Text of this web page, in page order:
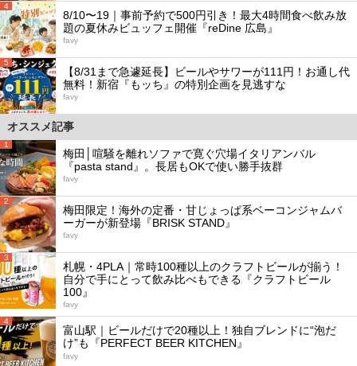
4
8/10〜19｜事前予約で500円引き！最大4時間食べ飲み放
題の夏休みビュッフェ開催『reDine 広島』
favy
5
【8/31まで急遽延長】ビールやサワーが111円！お通し代
無料！新宿『もッち』の特別企画を見逃すな
favy
オススメ記事
1
梅田│喧騒を離れソファで寛ぐ穴場イタリアンバル
『pasta stand』。長居もOKで使い勝手抜群
favy
2
梅田限定！海外の定番・甘じょっぱ系ベーコンジャムバ
ーガーが新登場『BRISK STAND』
favy
3
札幌・4PLA｜常時100種以上のクラフトビールが揃う！
自分で手にとって飲み比べもできる『クラフトビール
100』
favy
4
富山駅｜ビールだけで20種以上！独自ブレンドに“泡だ
け”も『PERFECT BEER KITCHEN』
favy